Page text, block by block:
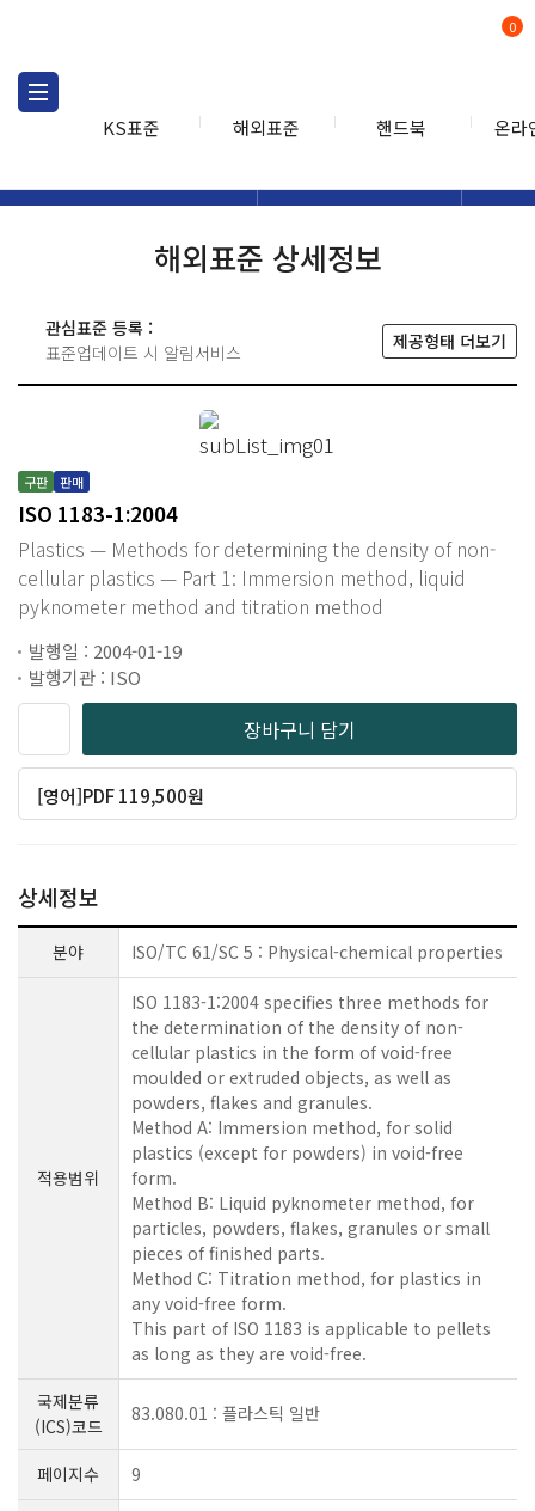
KS표준 해외표준 핸드북 온라
0
해외표준 상세정보
관심표준 등록 :
표준업데이트 시 알림서비스
제공형태 더보기
구판 판매
ISO 1183-1:2004
Plastics — Methods for determining the density of non-
cellular plastics — Part 1: Immersion method, liquid
pyknometer method and titration method
발행일 : 2004-01-19
발행기관 : ISO
장바구니 담기
[영어]PDF 119,500원
상세정보
분야 ISO/TC 61/SC 5 : Physical-chemical properties
적용범위
ISO 1183-1:2004 specifies three methods for
the determination of the density of non-
cellular plastics in the form of void-free
moulded or extruded objects, as well as
powders, flakes and granules.
Method A: Immersion method, for solid
plastics (except for powders) in void-free
form.
Method B: Liquid pyknometer method, for
particles, powders, flakes, granules or small
pieces of finished parts.
Method C: Titration method, for plastics in
any void-free form.
This part of ISO 1183 is applicable to pellets
as long as they are void-free.
국제분류
(ICS)코드
83.080.01 : 플라스틱 일반
페이지수 9